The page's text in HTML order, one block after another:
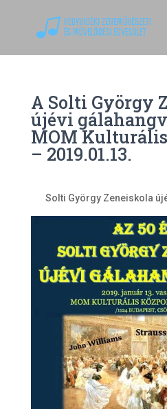
A Solti György
újévi
MOM
– 2019.01.13.
Solti György Zeneiskola